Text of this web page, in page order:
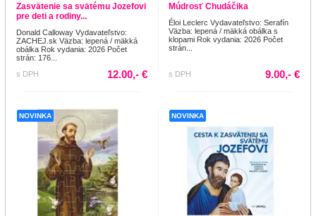
Zasvätenie sa svätému Jozefovi
pre deti a rodiny...
Donald Calloway Vydavateľstvo:
ZACHEJ.sk Väzba: lepená / mäkká
obálka Rok vydania: 2026 Počet
strán: 176...
s DPH
12.00,- €
Múdrosť Chudáčika
Éloi Leclerc Vydavateľstvo: Serafín
Väzba: lepená / mäkká obálka s
klopami Rok vydania: 2026 Počet
strán...
s DPH 9.00,- €
NOVINKA NOVINKA